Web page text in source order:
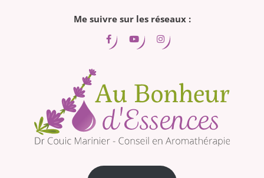
Me suivre sur les réseaux :